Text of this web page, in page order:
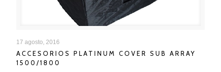
ACCESORIOS PLATINUM COVER SUB ARRAY
17 agosto, 2016
ACCESORIOS PLATINUM COVER SUB ARRAY
1500/1800